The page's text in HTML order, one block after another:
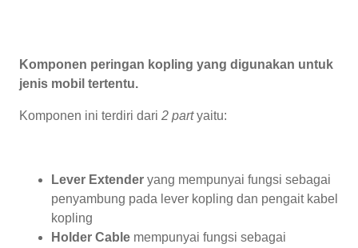
Komponen peringan kopling yang digunakan untuk
jenis mobil tertentu.
Komponen ini terdiri dari 2 partyaitu:
Lever Extender yang mempunyai fungsi sebagai
penyambung pada lever kopling dan pengait kabel
kopling
Holder Cable mempunyai fungsi sebagai